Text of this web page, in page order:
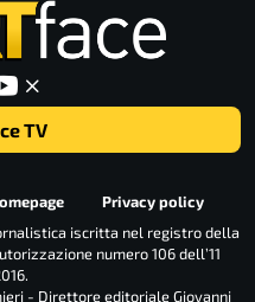
TV
Privacy policy
iscritta nel registro della
numero 106 dell’11
- Direttore editoriale Giovanni